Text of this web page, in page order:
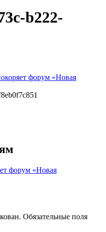
b222-
форум «Новая
форум «Новая
Обязательные поля